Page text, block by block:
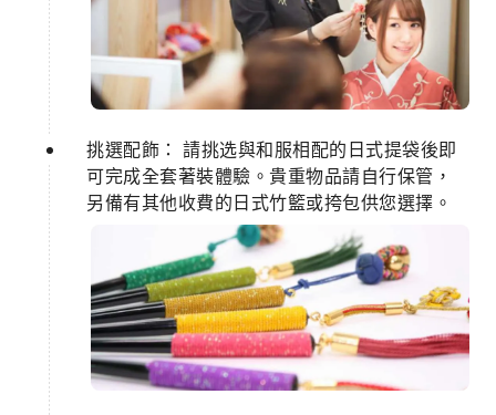
挑選配飾： 請挑选與和服相配的日式提袋後即
可完成全套著裝體驗。貴重物品請自行保管，
另備有其他收費的日式竹籃或挎包供您選擇。